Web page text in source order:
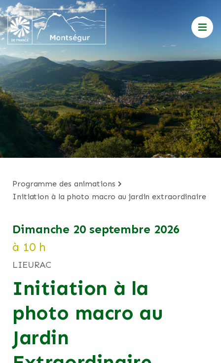
programme des animations
initiation à la photo macro au jardin extraordinaire
dimanche 20 septembre 2026
à 10 h
LIEURAC
Initiation à la
photo macro au
Jardin